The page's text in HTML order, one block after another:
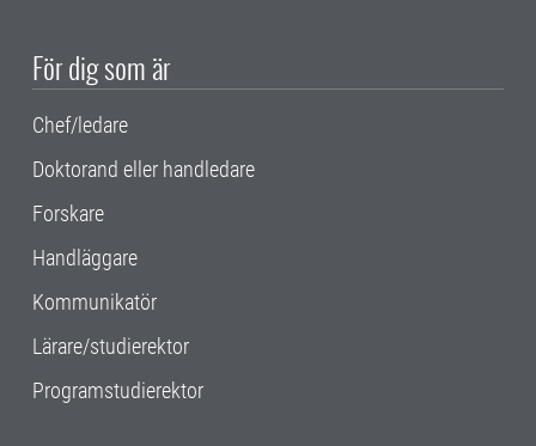
För dig som är
Chef/ledare
Doktorand eller handledare
Forskare
Handläggare
Kommunikatör
Lärare/studierektor
Programstudierektor